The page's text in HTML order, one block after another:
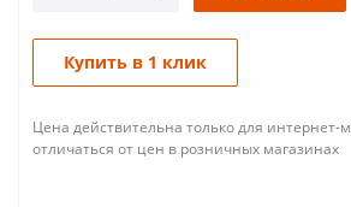
Купить в 1 клик
Цена действительна только для интернет-
отличаться от цен в розничных магазинах